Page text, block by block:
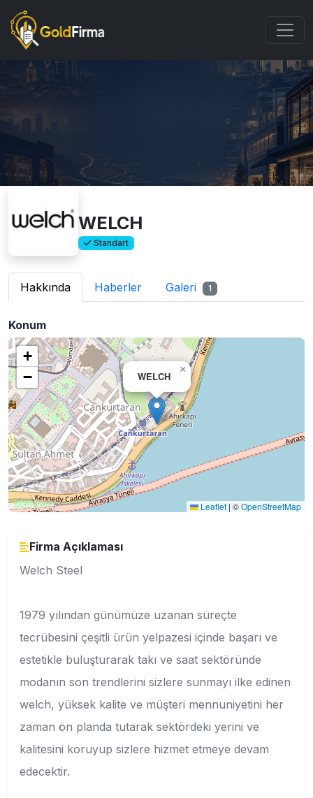
WELCH
Standart
Hakkında Haberler Galeri 1
Konum
WELCH
×
+
−
Leaflet | ©OpenStreetMap
Firma Açıklaması
Welch Steel
1979 yılından günümüze uzanan süreçte
tecrübesini çeşitli ürün yelpazesi içinde başarı ve
estetikle buluşturarak takı ve saat sektöründe
modanın son trendlerini sizlere sunmayı ilke edinen
welch, yüksek kalite ve müşteri mennuniyetini her
zaman ön planda tutarak sektördeki yerini ve
kalitesini koruyup sizlere hizmet etmeye devam
edecektir.